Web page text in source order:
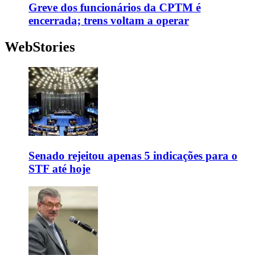
Greve dos funcionários da CPTM é
encerrada; trens voltam a operar
WebStories
Senado rejeitou apenas 5 indicações para o
STF até hoje